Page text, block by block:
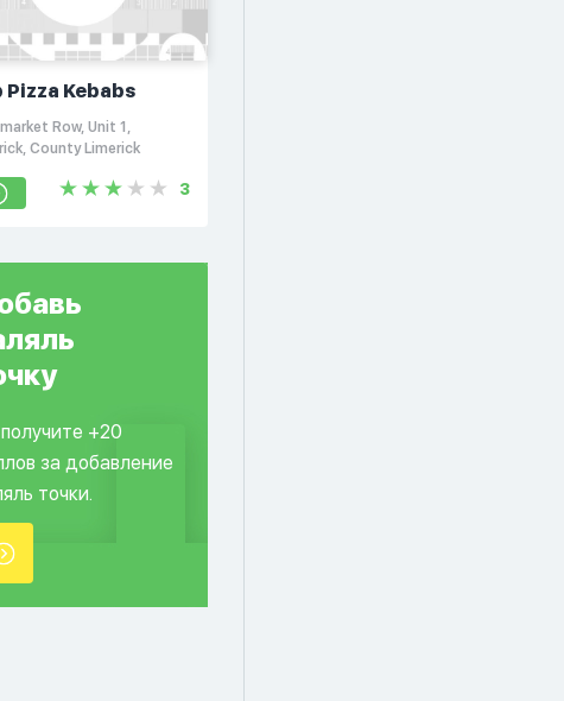
Pizza Kebabs
Row, Unit 1,
County Limerick
3
+20
за добавление
точки.